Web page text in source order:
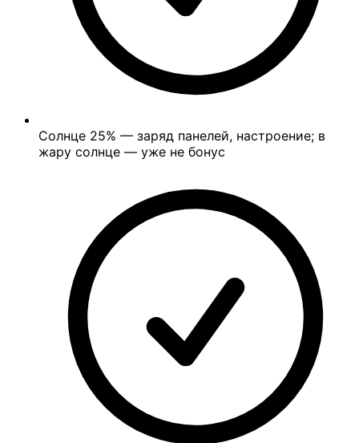
Солнце 25% — заряд панелей, настроение; в
жару солнце — уже не бонус